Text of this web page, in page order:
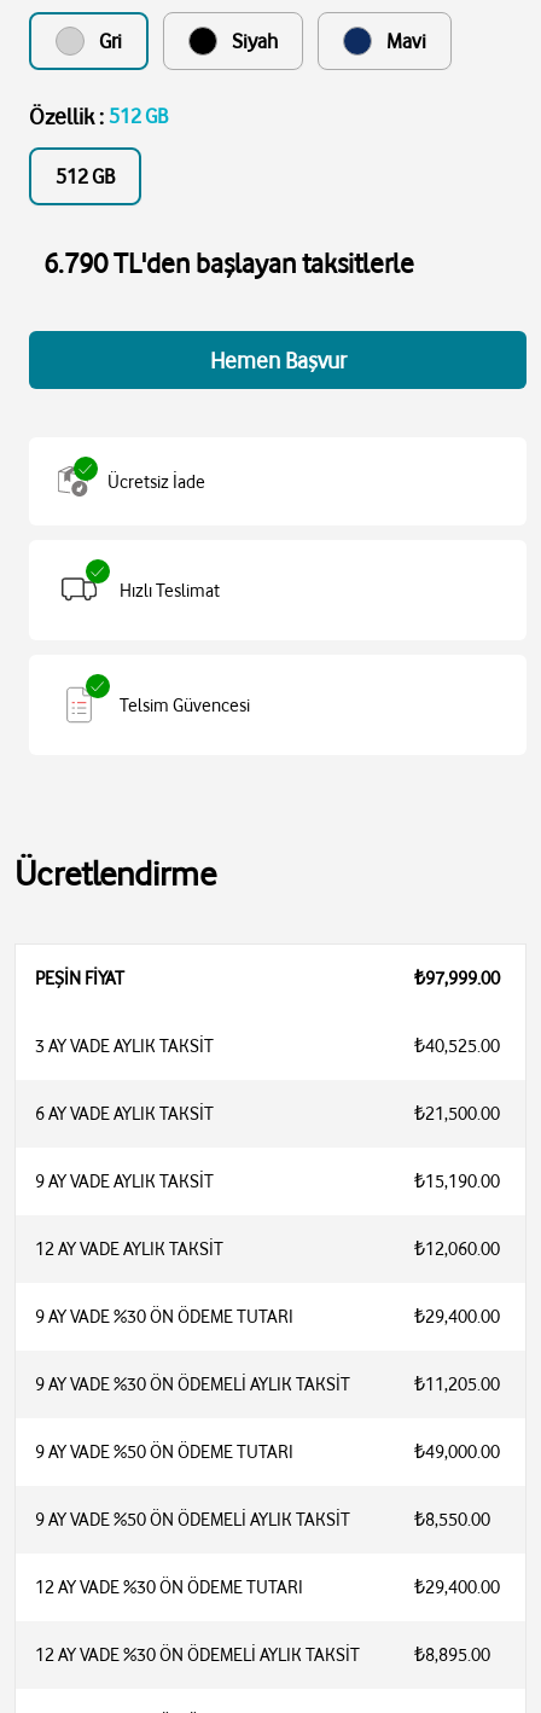
Gri Siyah Mavi
Özellik: 512 GB
512 GB
6.790 TL'den başlayan taksitlerle
Hemen Başvur
Ücretsiz İade
Hızlı Teslimat
Telsim Güvencesi
Ücretlendirme
PEŞİN FİYAT ₺97,999.00
3 AY VADE AYLIK TAKSİT ₺40,525.00
6 AY VADE AYLIK TAKSİT ₺21,500.00
9 AY VADE AYLIK TAKSİT ₺15,190.00
12 AY VADE AYLIK TAKSİT ₺12,060.00
9 AY VADE %30 ÖN ÖDEME TUTARI ₺29,400.00
9 AY VADE %30 ÖN ÖDEMELİ AYLIK TAKSİT ₺11,205.00
9 AY VADE %50 ÖN ÖDEME TUTARI ₺49,000.00
9 AY VADE %50 ÖN ÖDEMELİ AYLIK TAKSİT ₺8,550.00
12 AY VADE %30 ÖN ÖDEME TUTARI ₺29,400.00
12 AY VADE %30 ÖN ÖDEMELİ AYLIK TAKSİT ₺8,895.00